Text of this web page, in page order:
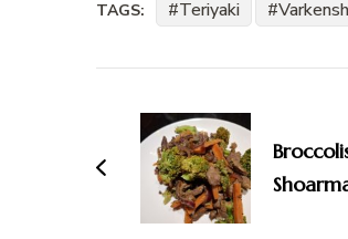
TAGS: Teriyaki
navigatie